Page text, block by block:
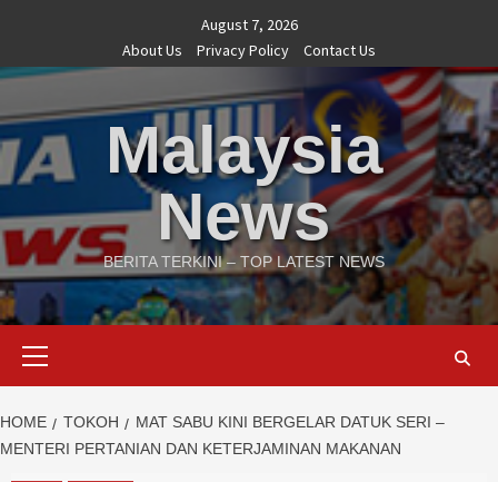
content
August 7, 2026
About Us
Privacy Policy Contact Us
Malaysia
News
BERITA TERKINI – TOP LATEST NEWS
HOME TOKOH
MAT SABU KINI BERGELAR DATUK SERI –
MENTERI PERTANIAN DAN KETERJAMINAN MAKANAN